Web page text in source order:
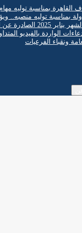
بمناسبة توليه
بمناسبة توليه منصبه..
لمحكمة النقض
الواردة بالفيديو
ونقباء الفرعيات